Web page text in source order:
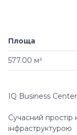
Площа
577.00 м²
IQ Business Center
Сучасний простір
інфраструктурою